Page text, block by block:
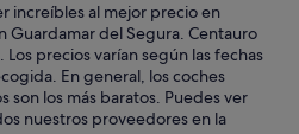
increíbles al mejor precio en
Guardamar del Segura. Centauro
precios varían según las fechas
En general, los coches
son los más baratos. Puedes ver
nuestros proveedores en la